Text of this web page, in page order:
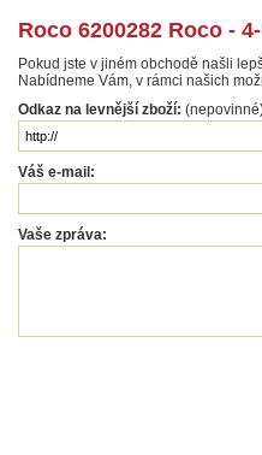
Roco 6200282 Roco -
Pokud jste v jiném obchodě našli
Nabídneme Vám, v rámci našich
Odkaz na levnější zboží:
Váš e-mail:
Vaše zpráva: